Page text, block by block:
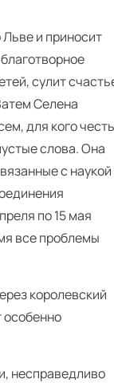
и приносит
сулит
Селена
для кого
слова. Она
с наукой
по 15 мая
все проблемы
королевский
особенно
несправедливо